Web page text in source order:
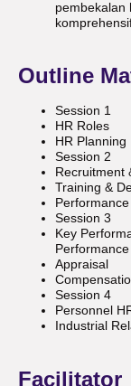
pembekalan
Outline
Session 1
HR Roles
HR Planning
Session 2
Recruitment
Training &
Session 3
Key
Performance
Appraisal
Session 4
Personnel
Industrial
Facilitator